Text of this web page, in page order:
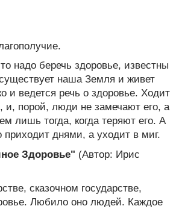
надо беречь здоровье, известны
наша Земля и живет
и ведется речь о здоровье. Ходит
и, порой, люди не замечают его, а
лишь тогда, когда теряют его. А
приходит днями, а уходит в миг.
Здоровье" (Автор: Ирис
сказочном государстве,
Любило оно людей. Каждое